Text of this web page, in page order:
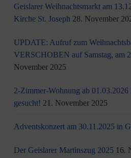
Geislarer Weihnachtsmarkt am
Kirche St. Joseph 28. November
UPDATE: Aufruf zum
VERSCHOBEN auf Samstag, am
November 2025
2-Zimmer-Wohnung ab
gesucht! 21. November 2025
Adventskonzert am 30.11.2025 in
Der Geislarer Martinszug 2025 16.